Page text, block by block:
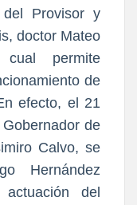
Provisor y
doctor Mateo
permite
de
efecto, el 21
de
Calvo, se
Hernández
del